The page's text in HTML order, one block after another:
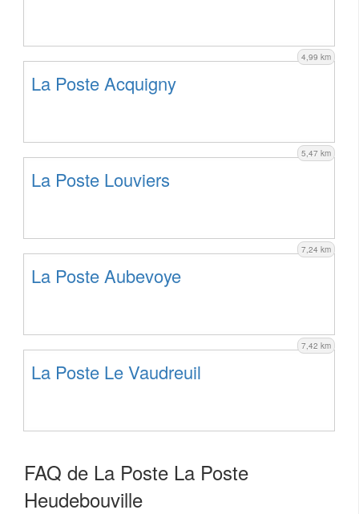
4,99 km
La Poste Acquigny
5,47 km
La Poste Louviers
7,24 km
La Poste Aubevoye
7,42 km
La Poste Le Vaudreuil
FAQ de La Poste La Poste
Heudebouville